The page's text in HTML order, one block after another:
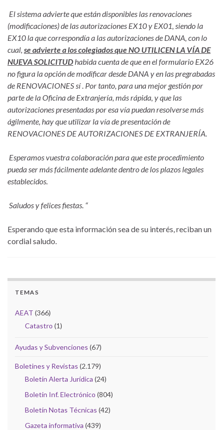
El sistema advierte que están disponibles las renovaciones
(modificaciones) de las autorizaciones EX10 y EX01, siendo la
EX10 la que correspondía a las autorizaciones de DANA, con lo
cual, se advierte a los colegiados que NO UTILICEN LA VÍA DE
NUEVA SOLICITUD habida cuenta de que en el formulario EX26
no figura la opción de modificar desde DANA y en las pregrabadas
de RENOVACIONES sí . Por tanto, para una mejor gestión por
parte de la Oficina de Extranjería, más rápida, y que las
autorizaciones presentadas por esa vía puedan resolverse más
ágilmente, hay que utilizar la vía de presentación de
RENOVACIONES DE AUTORIZACIONES DE EXTRANJERÍA.
Esperamos vuestra colaboración para que este procedimiento
pueda ser más fácilmente adelante dentro de los plazos legales
establecidos.
Saludos y felices fiestas. “
Esperando que esta información sea de su interés, reciban un
cordial saludo.
TEMAS
AEAT (366)
Catastro (1)
Ayudas y Subvenciones (67)
Boletines y Revistas (2.179)
Boletín Alerta Jurídica (24)
Boletín Inf. Electrónico (804)
Boletín Notas Técnicas (42)
Gazeta informativa (439)